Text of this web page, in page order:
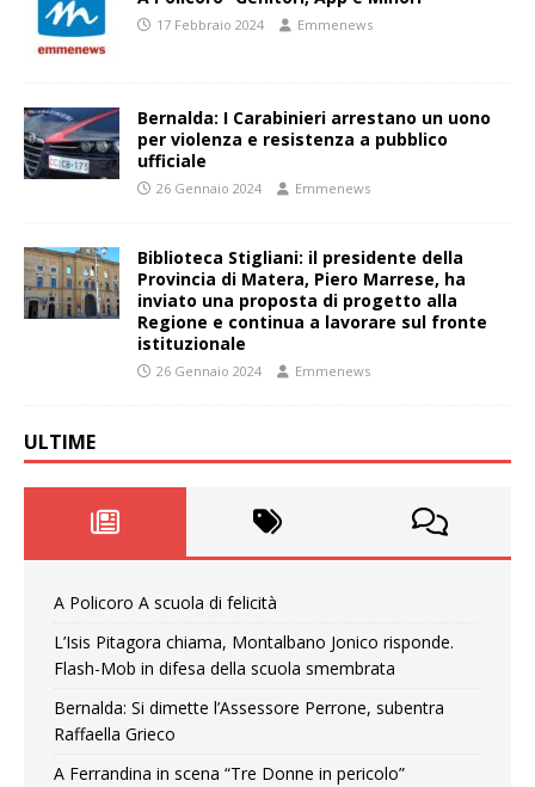
17 Febbraio 2024 Emmenews
Bernalda: I Carabinieri arrestano un uono
per violenza e resistenza a pubblico
ufficiale
26 Gennaio 2024 Emmenews
Biblioteca Stigliani: il presidente della
Provincia di Matera, Piero Marrese, ha
inviato una proposta di progetto alla
Regione e continua a lavorare sul fronte
istituzionale
26 Gennaio 2024 Emmenews
ULTIME
A Policoro A scuola di felicità
L’Isis Pitagora chiama, Montalbano Jonico risponde.
Flash-Mob in difesa della scuola smembrata
Bernalda: Si dimette l’Assessore Perrone, subentra
Raffaella Grieco
A Ferrandina in scena “Tre Donne in pericolo”